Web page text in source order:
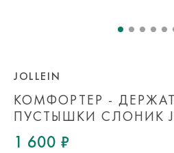
КОМФОРТЕР -
ПУСТЫШКИ СЛОНИК
JOLLEIN
1 600 ₽